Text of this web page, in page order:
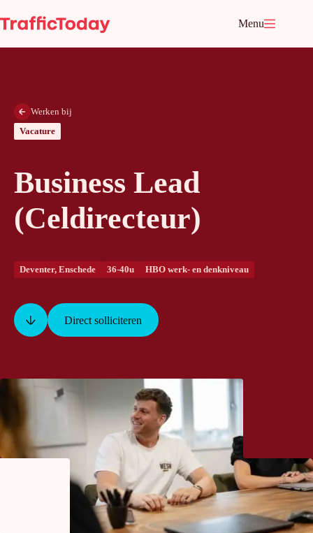
naar
de
Menu
Werken bij
Vacature
Business Lead
(Celdirecteur)
Deventer, Enschede 36-40u HBO werk- en denkniveau
Direct solliciteren